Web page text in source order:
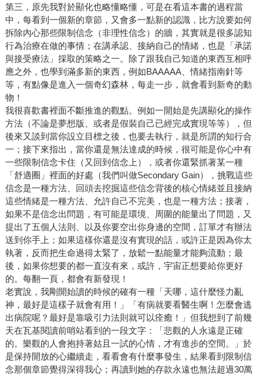
第三，原先我對於顯化也略懂略懂，可是在看這本書的過程當
中，每看到一個新的章節，又會多一點新的認識，比方說要如何
拆除內心那些限制信念（非理性信念）的牆，其實就是很多認知
行為治療在做的事情；在講承認、接納自己的情緒，也是「承諾
與接受療法」採取的策略之一。除了跟我自己知道的東西互相呼
應之外，也學到滿多新的東西，例如BAAAAA、情緒指南針等
等，有點像是進入一個奇幻森林，每走一步，就會看到新奇的動
物！
我很喜歡書裡面不斷推進的觀點。例如一開始是先講顯化的操作
方法（不論是夢想版、或者是假裝自己已經完成實現等等），但
後來又談到當你設立目標之後，也要去執行，就是所謂的知行合
一；接下來指出，當你還是無法達成的時候，很可能是你心中有
一些限制信念卡住（又回到信念上），或者你還緊抓著某一種
「舒適圈」裡面的好處（我們叫做Secondary Gain），挑戰這些
信念是一種方法、回頭去挖掘這些信念背後的核心情緒並且接納
這些情緒是一種方法、允許自己不完美，也是一種方法；接著，
如果不是信念出問題，有可能是環境、周圍的能量出了問題，又
提出了五個人法則、以及你要空出你身邊的空間，訂單才有辦法
送到你手上；如果這樣你還是沒有實現的話，或許正是因為你太
執著，反而把生命過得太緊了，放鬆一點能量才能夠流動；最
後，如果你想要的都一直沒有來，或許，宇宙正想要給你更好
的。每翻一頁，都會有新發現！
老實說，我剛開始讀的時候的確有一種「天哪，這什麼怪力亂
神，最好是這樣子就會有用！」「有病就要看醫生啊！怎麼會逃
出病院呢？最好是靠吸引力法則就可以痊癒！」但我想到了前幾
天在瓦基閱讀前哨站看到的一段文字：「悲觀的人永遠是正確
的。樂觀的人會抱持著姑且一試的心情，才有進步的空間。」於
是保持開放的心繼續走，看看會有什麼事發生，結果看到限制信
念那個章節覺得深得我心；再讀到她的存款永遠也無法超過30萬